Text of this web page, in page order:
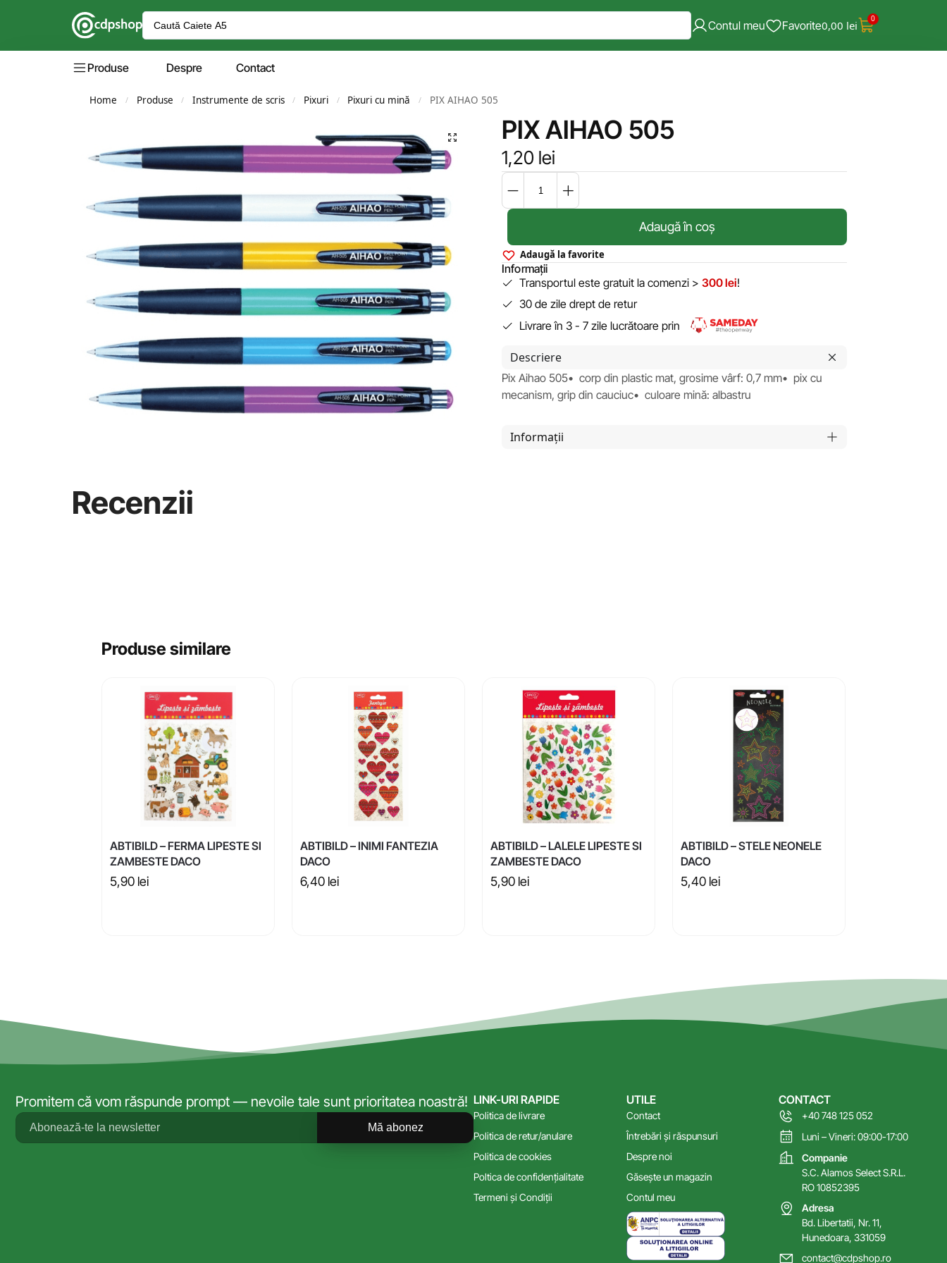
Contul meu Favorite0,00 lei 0
Produse Despre Contact
Home / Produse / Instrumente de scris / Pixuri / Pixuri cu mină / PIX AIHAO 505
PIX AIHAO 505
1,20 lei
Adaugă în coș
Adaugă la favorite
Informații
Transportul este gratuit la comenzi > 300 lei!
30 de zile drept de retur
Livrare în 3 - 7 zile lucrătoare prin
Descriere
Pix Aihao 505• corp din plastic mat, grosime vârf: 0,7 mm• pix cu
mecanism, grip din cauciuc• culoare mină: albastru
Informații
Recenzii
Produse similare
ABTIBILD – FERMA LIPESTE SI
ZAMBESTE DACO
5,90 lei
ABTIBILD – INIMI FANTEZIA
DACO
6,40 lei
ABTIBILD – LALELE LIPESTE SI
ZAMBESTE DACO
5,90 lei
ABTIBILD – STELE NEONELE
DACO
5,40 lei
Promitem că vom răspunde prompt — nevoile tale sunt prioritatea noastră!
Mă abonez
LINK-URI RAPIDE
Politica de livrare
Politica de retur/anulare
Politica de cookies
Poltica de confidențialitate
Termeni și Condiții
UTILE
Contact
Întrebări și răspunsuri
Despre noi
Găsește un magazin
Contul meu
CONTACT
+40 748 125 052
Luni – Vineri: 09:00-17:00
Companie
S.C. Alamos Select S.R.L.
RO 10852395
Adresa
Bd. Libertatii, Nr. 11,
Hunedoara, 331059
contact@cdpshop.ro